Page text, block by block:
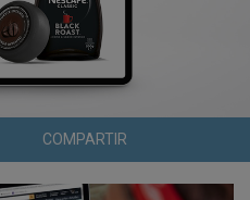
COMPARTIR